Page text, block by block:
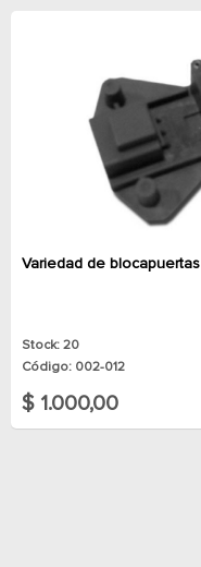
Variedad de blocapuertas
Stock: 20
Código: 002-012
$ 1.000,00